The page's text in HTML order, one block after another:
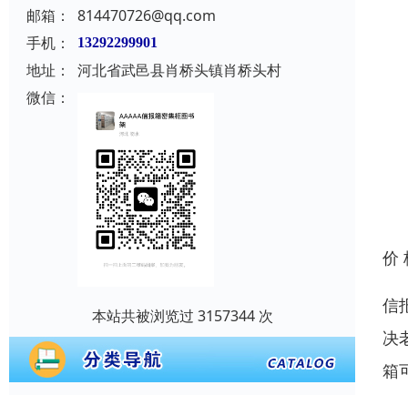
邮箱：
814470726@qq.com
手机：
13292299901
地址：
河北省武邑县肖桥头镇肖桥头村
微信：
本站共被浏览过 3157344 次
价
信
决
箱